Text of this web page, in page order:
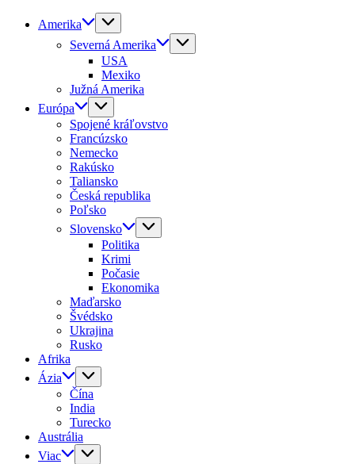
Amerika
Severná Amerika
USA
Mexiko
Južná Amerika
Európa
Spojené kráľovstvo
Francúzsko
Nemecko
Rakúsko
Taliansko
Česká republika
Poľsko
Slovensko
Politika
Krimi
Počasie
Ekonomika
Maďarsko
Švédsko
Ukrajina
Rusko
Afrika
Ázia
Čína
India
Turecko
Austrália
Viac